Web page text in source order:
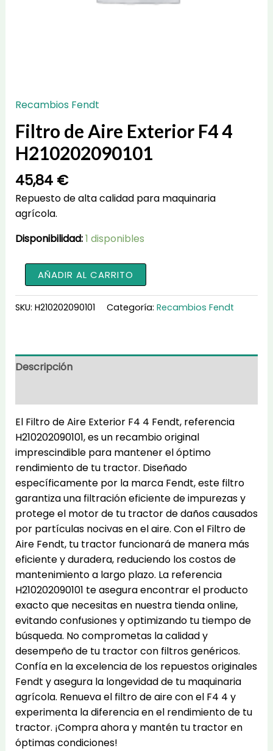
Recambios Fendt
Filtro de Aire Exterior F4 4
H210202090101
45,84 €
Repuesto de alta calidad para maquinaria
agrícola.
Disponibilidad:1 disponibles
de
Aire
H210202090101
cantidad
AÑADIR AL CARRITO
SKU: H210202090101 Categoría: Recambios Fendt
Descripción
El Filtro de Aire Exterior F4 4 Fendt, referencia
H210202090101, es un recambio original
imprescindible para mantener el óptimo
rendimiento de tu tractor. Diseñado
específicamente por la marca Fendt, este filtro
garantiza una filtración eficiente de impurezas y
protege el motor de tu tractor de daños causados
por partículas nocivas en el aire. Con el Filtro de
Aire Fendt, tu tractor funcionará de manera más
eficiente y duradera, reduciendo los costos de
mantenimiento a largo plazo. La referencia
H210202090101 te asegura encontrar el producto
exacto que necesitas en nuestra tienda online,
evitando confusiones y optimizando tu tiempo de
búsqueda. No comprometas la calidad y
desempeño de tu tractor con filtros genéricos.
Confía en la excelencia de los repuestos originales
Fendt y asegura la longevidad de tu maquinaria
agrícola. Renueva el filtro de aire con el F4 4 y
experimenta la diferencia en el rendimiento de tu
tractor. ¡Compra ahora y mantén tu tractor en
óptimas condiciones!